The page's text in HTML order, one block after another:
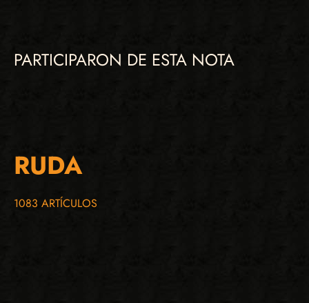
PARTICIPARON DE ESTA NOTA
RUDA
1083 ARTÍCULOS